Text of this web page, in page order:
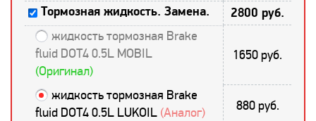
Тормозная жидкость. Замена. 2800 руб.
жидкость тормозная Brake
fluid DOT4 0.5L MOBIL
(Оригинал)
1650 руб.
жидкость тормозная Brake
fluid DOT4 0.5L LUKOIL (Аналог) 880 руб.